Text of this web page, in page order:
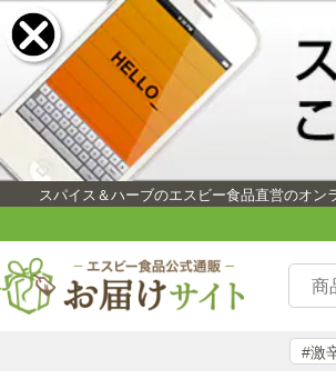
スパイス＆ハーブのエスビー食品直営のオン
#激